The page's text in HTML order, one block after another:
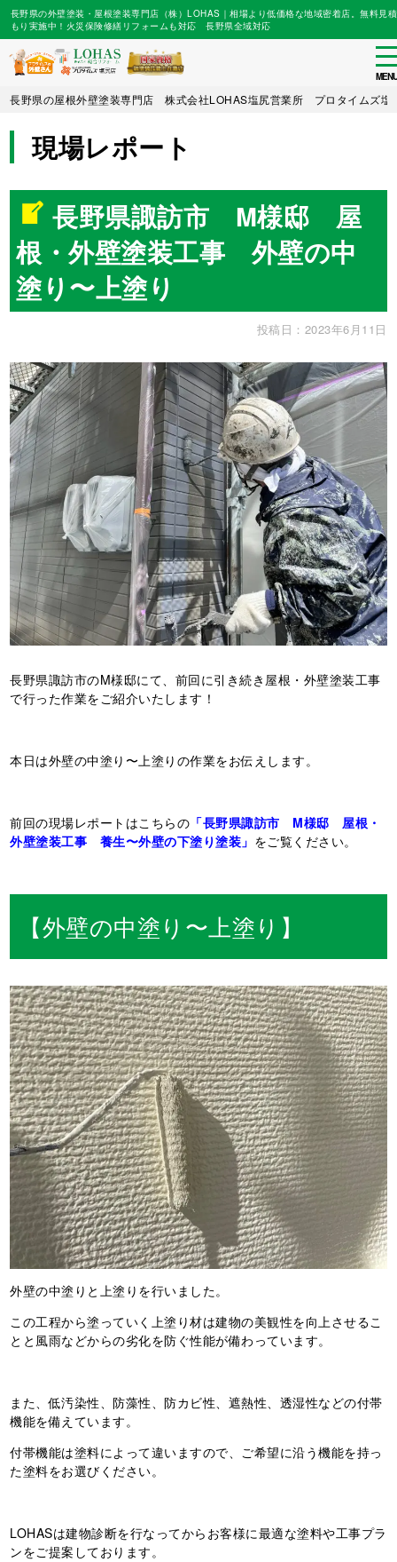
Skip
main
content
長野県の外壁塗装・屋根塗装専門店（株）LOHAS｜相場より低価格な地域密着店。無料見積
もり実施中！火災保険修繕リフォームも対応 長野県全域対応
長野県の屋根外壁塗装専門店 株式会社LOHAS塩尻営業所 プロタイムズ塩
現場レポート
長野県諏訪市 M様邸 屋
根・外壁塗装工事 外壁の中
塗り〜上塗り
投稿日：2023年6月11日
長野県諏訪市のM様邸にて、前回に引き続き屋根・外壁塗装工事
で行った作業をご紹介いたします！
本日は外壁の中塗り〜上塗りの作業をお伝えします。
前回の現場レポートはこちらの 「長野県諏訪市 M様邸 屋根・
外壁塗装工事 養生〜外壁の下塗り塗装」 をご覧ください。
【外壁の中塗り〜上塗り】
外壁の中塗りと上塗りを行いました。
この工程から塗っていく上塗り材は建物の美観性を向上させるこ
とと風雨などからの劣化を防ぐ性能が備わっています。
また、低汚染性、防藻性、防カビ性、遮熱性、透湿性などの付帯
機能を備えています。
付帯機能は塗料によって違いますので、ご希望に沿う機能を持っ
た塗料をお選びください。
LOHASは建物診断を行なってからお客様に最適な塗料や工事プラ
ンをご提案しております。